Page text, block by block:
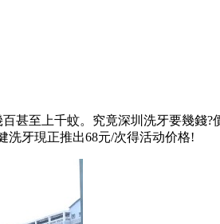
至上千蚊。究竟深圳洗牙要幾錢?
牙現正推出68元/次得活动价格!